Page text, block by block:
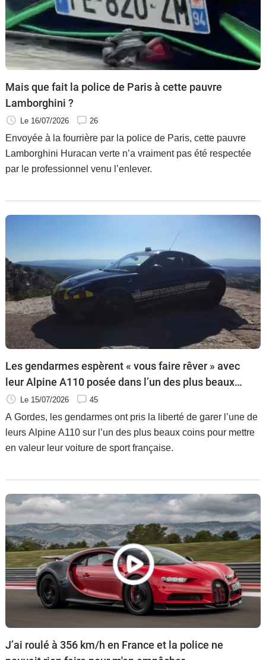
Mais que fait la police de Paris à cette pauvre
Lamborghini ?
Le 16/07/2026 26
Envoyée à la fourrière par la police de Paris, cette pauvre
Lamborghini Huracan verte n’a vraiment pas été respectée
par le professionnel venu l’enlever.
Les gendarmes espèrent « vous faire rêver » avec
leur Alpine A110 posée dans l’un des plus beaux
villages de France
Le 15/07/2026 45
A Gordes, les gendarmes ont pris la liberté de garer l’une de
leurs Alpine A110 sur l’un des plus beaux coins pour mettre
en valeur leur voiture de sport française.
J’ai roulé à 356 km/h en France et la police ne